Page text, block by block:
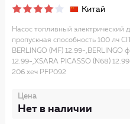
Китай
Насос топливный электрический
пропускная способность 100 лч
BERLINGO (MF) 12.99-,BERLINGO
12.99-,XSARA PICASSO (N68)
206 хеч PFP092
Цена
Нет в наличии